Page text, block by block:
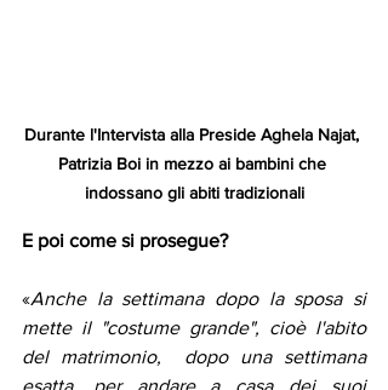
Durante l'Intervista alla Preside Aghela Najat,
Patrizia Boi in mezzo ai bambini che
indossano gli abiti tradizionali
E poi come si prosegue?
«Anche la settimana dopo la sposa si
mette il "costume grande", cioè l'abito
del matrimonio,  dopo una settimana
esatta, per andare a casa dei suoi